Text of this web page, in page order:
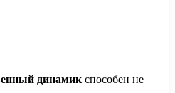
динамик способен не